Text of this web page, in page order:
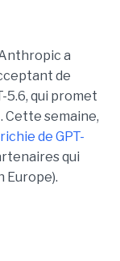
a
de
5.6, qui promet
Cette semaine,
de GPT-
qui
Europe).